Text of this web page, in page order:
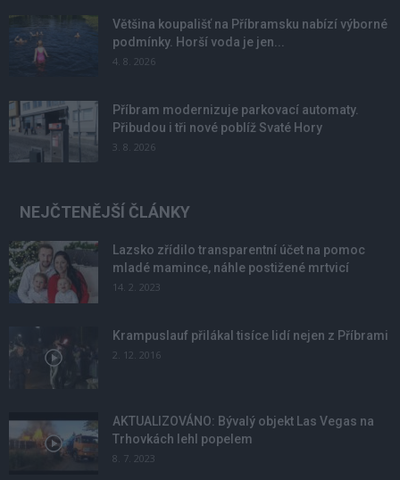
Většina koupališť na Příbramsku nabízí výborné
podmínky. Horší voda je jen...
4. 8. 2026
Příbram modernizuje parkovací automaty.
Přibudou i tři nové poblíž Svaté Hory
3. 8. 2026
NEJČTENĚJŠÍ ČLÁNKY
Lazsko zřídilo transparentní účet na pomoc
mladé mamince, náhle postižené mrtvicí
14. 2. 2023
Krampuslauf přilákal tisíce lidí nejen z Příbrami
2. 12. 2016
AKTUALIZOVÁNO: Bývalý objekt Las Vegas na
Trhovkách lehl popelem
8. 7. 2023